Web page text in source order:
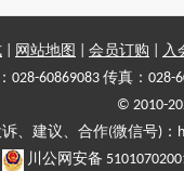
网站地图 会员订购
入
028-60869083 传真：028-
© 2010-
、建议、合作(微信号)
川公网安备